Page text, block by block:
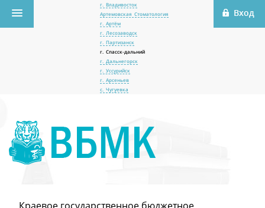
г. Владивосток
Артемовская Стоматология
г. Артём
г. Лесозаводск
г. Партизанск
г. Спасск-дальний
г. Дальнегорск
г. Уссурийск
г. Арсеньев
с. Чугуевка